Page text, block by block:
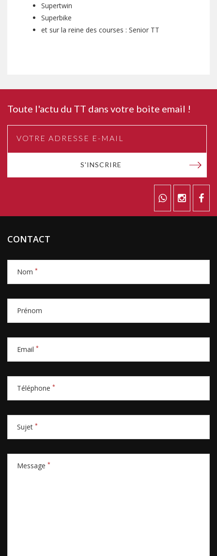
Supertwin
Superbike
et sur la reine des courses : Senior TT
Toute l'actu du TT dans votre boite email !
S'INSCRIRE
CONTACT
Nom *
Prénom
Email *
Téléphone *
Sujet *
Message *